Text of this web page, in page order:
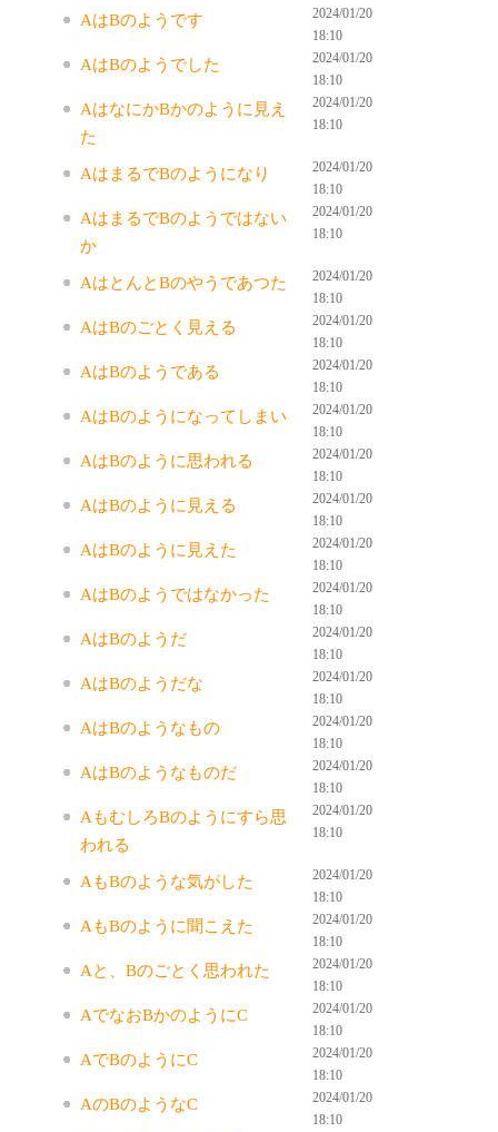
AはBのようです
2024/01/20
18:10
AはBのようでした
2024/01/20
18:10
AはなにかBかのように見え
た
2024/01/20
18:10
AはまるでBのようになり
2024/01/20
18:10
AはまるでBのようではない
か
2024/01/20
18:10
AはとんとBのやうであつた
2024/01/20
18:10
AはBのごとく見える
2024/01/20
18:10
AはBのようである
2024/01/20
18:10
AはBのようになってしまい
2024/01/20
18:10
AはBのように思われる
2024/01/20
18:10
AはBのように見える
2024/01/20
18:10
AはBのように見えた
2024/01/20
18:10
AはBのようではなかった
2024/01/20
18:10
AはBのようだ
2024/01/20
18:10
AはBのようだな
2024/01/20
18:10
AはBのようなもの
2024/01/20
18:10
AはBのようなものだ
2024/01/20
18:10
AもむしろBのようにすら思
われる
2024/01/20
18:10
AもBのような気がした
2024/01/20
18:10
AもBのように聞こえた
2024/01/20
18:10
Aと、Bのごとく思われた
2024/01/20
18:10
AでなおBかのようにC
2024/01/20
18:10
AでBのようにC
2024/01/20
18:10
AのBのようなC
2024/01/20
18:10